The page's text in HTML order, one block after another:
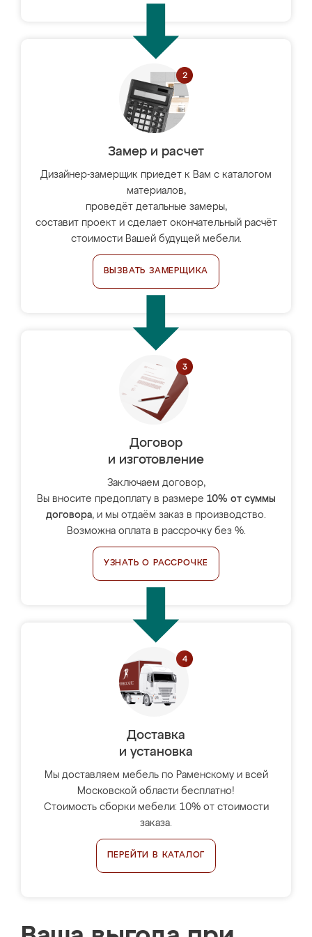
Замер и расчет
Дизайнер-замерщик приедет к Вам с каталогом
материалов,
проведёт детальные замеры,
составит проект и сделает окончательный расчёт
стоимости Вашей будущей мебели.
ВЫЗВАТЬ ЗАМЕРЩИКА
Договор
и изготовление
Заключаем договор,
Вы вносите предоплату в размере 10% от суммы
договора, и мы отдаём заказ в производство.
Возможна оплата в рассрочку без %.
УЗНАТЬ О РАССРОЧКЕ
Доставка
и установка
Мы доставляем мебель по Раменскому и всей
Московской области бесплатно!
Стоимость сборки мебели: 10% от стоимости
заказа.
ПЕРЕЙТИ В КАТАЛОГ